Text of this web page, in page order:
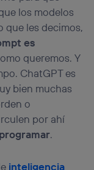
los modelos
que les decimos,
es
queremos. Y
ChatGPT es
bien muchas
o
por ahí
.
inteligencia